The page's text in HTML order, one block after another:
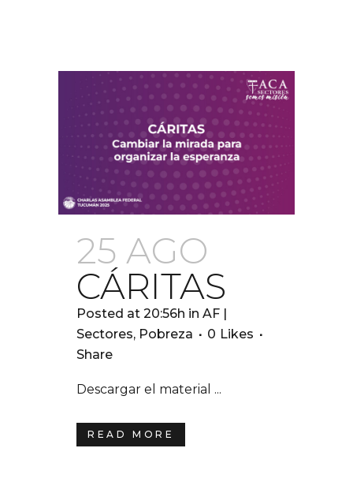
25 AGO
CÁRITAS
Posted at 20:56h in AF |
Sectores, Pobreza 0 Likes
Share
Descargar el material ...
READ MORE